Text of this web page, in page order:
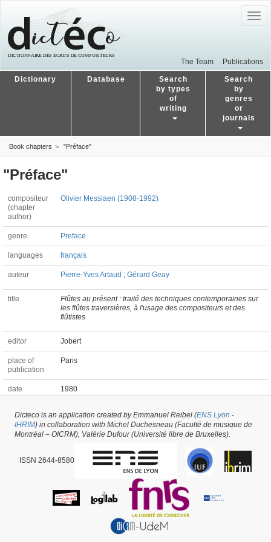
The Team Publications
Dictionary Database
Search
by types
of
writing
Search
by
genres
or
journals
Book chapters "Préface"
"Préface"
compositeur
(chapter
author)
Olivier Messiaen (1908-1992)
genre Preface
languages français
auteur Pierre-Yves Artaud ; Gérard Geay
title
Flûtes au présent : traité des techniques contemporaines sur
les flûtes traversières, à l'usage des compositeurs et des
flûtistes
editor Jobert
place of
publication
Paris
date 1980
Chapter of a Book #39002 - latest update on 14/04/2023,created on 01/03/2019
Alexandre Robert
Dicteco is an application created by Emmanuel Reibel (ENS Lyon -
IHRIM) in collaboration with Michel Duchesneau (Faculté de musique de
Montréal – OICRM), Valérie Dufour (Université libre de Bruxelles).
ISSN 2644-8580